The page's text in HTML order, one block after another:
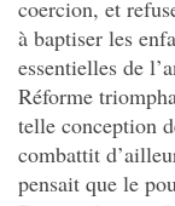
coercion, et
à baptiser les
essentielles de
Réforme
telle conception
combattit
pensait que le